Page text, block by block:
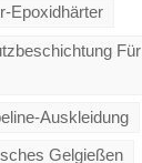
Epoxidhärter
Für
Auskleidung
Gelgießen